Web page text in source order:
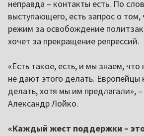
неправда – контакты есть. По
выступающего, есть запрос о
режим за освобождение
хочет за прекращение репрессий.
«Есть такое, есть, и мы знаем,
не дают этого делать. Европейцы
делать, хотя мы им предлагали»,
Александр Лойко.
«Каждый жест поддержки –